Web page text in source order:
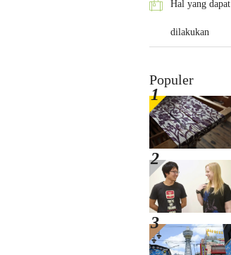
Hal yang dapat
dilakukan
Populer